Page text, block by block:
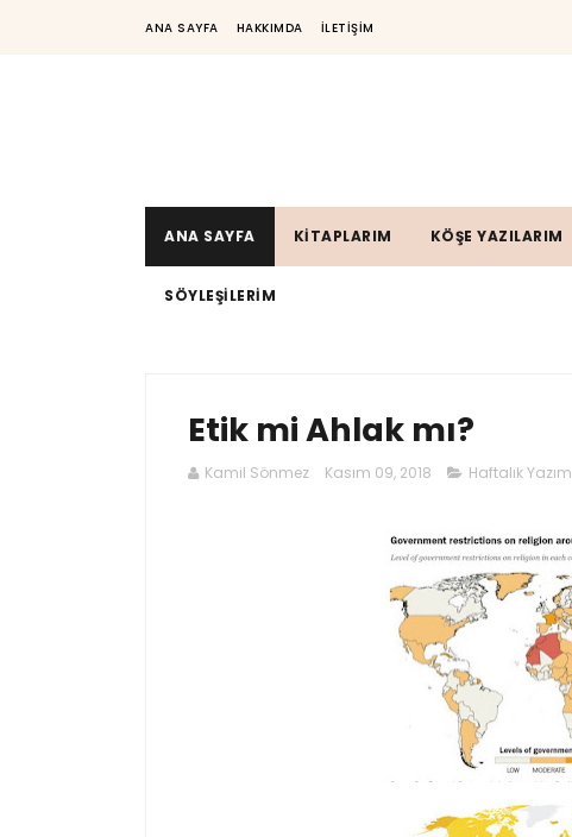
ANA SAYFA HAKKIMDA İLETİŞİM
ANA SAYFA KİTAPLARIM KÖŞE YAZILARIM
SÖYLEŞİLERİM
Etik mi Ahlak mı?
Kamil Sönmez Kasım 09, 2018 Haftalık Yazım